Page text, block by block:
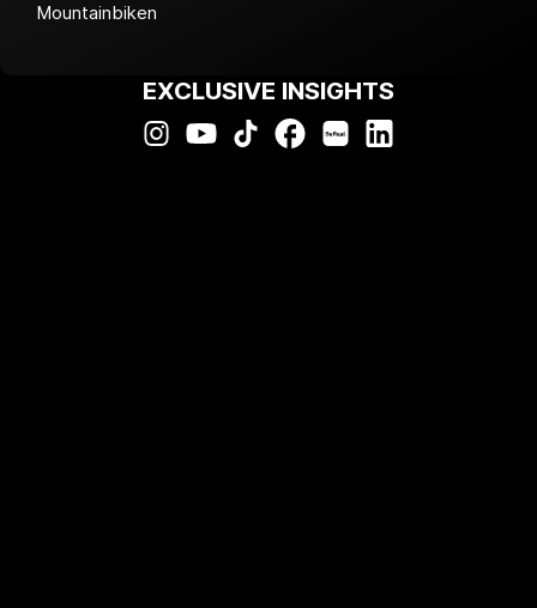
Mountainbiken
EXCLUSIVE INSIGHTS